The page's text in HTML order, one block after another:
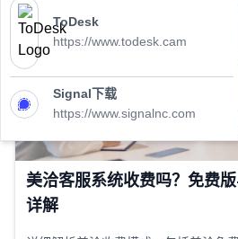
美洽客服系统收费吗？免费
详解
ToDesk
https://www.todesk.cam
Signal下载
https://www.signalnc.com